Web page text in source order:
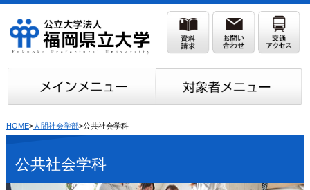
HOME>人間社会学部>公共社会学科
公共社会学科